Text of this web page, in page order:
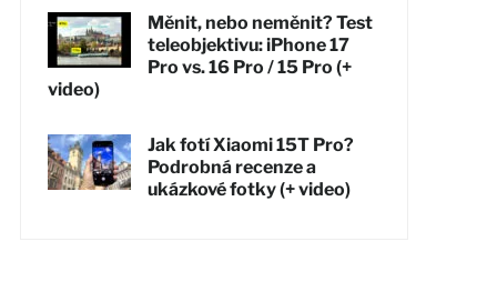
Měnit, nebo neměnit? Test
teleobjektivu: iPhone 17
Pro vs. 16 Pro / 15 Pro (+
video)
Jak fotí Xiaomi 15T Pro?
Podrobná recenze a
ukázkové fotky (+ video)